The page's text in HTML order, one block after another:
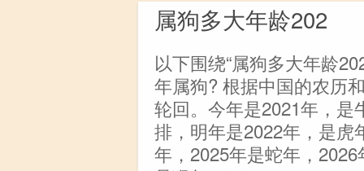
属狗多大年龄202
以下围绕“属狗多大年龄
年属狗? 根据中国的农历
轮回。今年是2021年，是
排，明年是2022年，是虎
年，2025年是蛇年，